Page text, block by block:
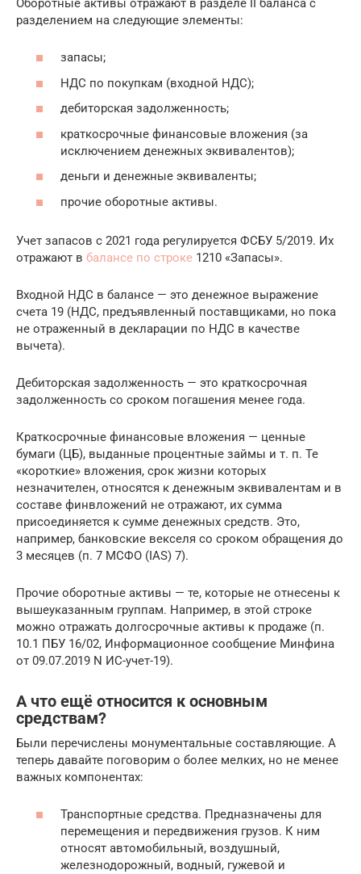
разделением на следующие элементы:
запасы;
НДС по покупкам (входной НДС);
дебиторская задолженность;
краткосрочные финансовые вложения (за
исключением денежных эквивалентов);
деньги и денежные эквиваленты;
прочие оборотные активы.
Учет запасов с 2021 года регулируется ФСБУ 5/2019. Их
отражают в балансе по строке 1210 «Запасы».
Входной НДС в балансе — это денежное выражение
счета 19 (НДС, предъявленный поставщиками, но пока
не отраженный в декларации по НДС в качестве
вычета).
Дебиторская задолженность — это краткосрочная
задолженность со сроком погашения менее года.
Краткосрочные финансовые вложения — ценные
бумаги (ЦБ), выданные процентные займы и т. п. Те
«короткие» вложения, срок жизни которых
незначителен, относятся к денежным эквивалентам и в
составе финвложений не отражают, их сумма
присоединяется к сумме денежных средств. Это,
например, банковские векселя со сроком обращения до
3 месяцев (п. 7 МСФО (IAS) 7).
Прочие оборотные активы — те, которые не отнесены к
вышеуказанным группам. Например, в этой строке
можно отражать долгосрочные активы к продаже (п.
10.1 ПБУ 16/02, Информационное сообщение Минфина
от 09.07.2019 N ИС-учет-19).
А что ещё относится к основным
средствам?
Были перечислены монументальные составляющие. А
теперь давайте поговорим о более мелких, но не менее
важных компонентах:
Транспортные средства. Предназначены для
перемещения и передвижения грузов. К ним
относят автомобильный, воздушный,
железнодорожный, водный, гужевой и